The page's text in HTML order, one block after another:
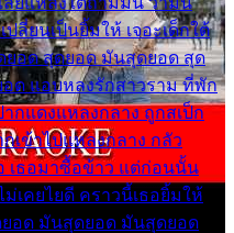
ลี่ยนเป็นยิ้มให้ เจอะเด็กใต้
ยอด สุดยอด มันสุดยอด สุด
ด แอบหลงรักสาวราม ที่พัก
กแดงแหลงกลาง ถูกสเป็ก
เข้าไปแหลงกลาง กลัว
เธอมาซื้อข้าว แต่ก่อนนั้น
ม่เคยไยดี คราวนี้เธอยิ้มให้
ยอด มันสุดยอด มันสุดยอด